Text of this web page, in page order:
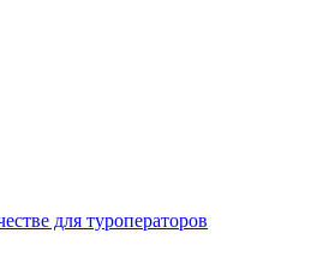
для туроператоров